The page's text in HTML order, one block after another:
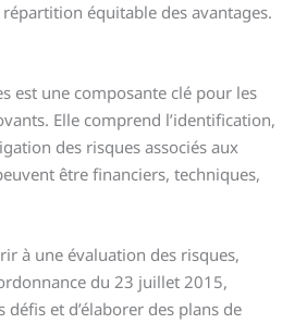
équitable des avantages.
est une composante clé pour les
Elle comprend l’identification,
des risques associés aux
être financiers, techniques,
à une évaluation des risques,
du 23 juillet 2015,
et d’élaborer des plans de